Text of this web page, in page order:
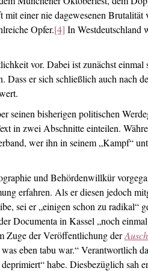
einer nie dagewesenen Brutalität
Opfer.[4] In Westdeutschland
vor. Dabei ist zunächst einmal
er sich schließlich auch nach
seinen bisherigen politischen
in zwei Abschnitte einteilen.
wer ihn in seinem „Kampf“
und Behördenwillkür
erfahren. Als er diesen jedoch
sei er „einigen schon zu radikal“
Documenta in Kassel „noch
Zuge der Veröffentlichung der
eben tabu war.“ Verantwortlich
habe. Diesbezüglich sah